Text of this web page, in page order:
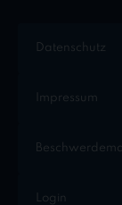
Datenschutz
Impressum
Login